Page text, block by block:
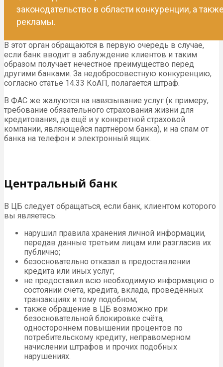
законодательство в области конкуренции, а
рекламы.
В этот орган обращаются в первую очередь в случае,
если банк вводит в заблуждение клиентов и таким
образом получает нечестное преимущество перед
другими банками. За недобросовестную конкуренцию,
согласно статье 14.33 КоАП, полагается штраф.
В ФАС же жалуются на навязывание услуг (к примеру,
требование обязательного страхования жизни для
кредитования, да ещё и у конкретной страховой
компании, являющейся партнёром банка), и на спам от
банка на телефон и электронный ящик.
Центральный банк
В ЦБ следует обращаться, если банк, клиентом которого
вы являетесь:
нарушил правила хранения личной информации,
передав данные третьим лицам или разгласив их
публично;
безосновательно отказал в предоставлении
кредита или иных услуг;
не предоставил всю необходимую информацию о
состоянии счёта, кредита, вклада, проведённых
транзакциях и тому подобном;
также обращение в ЦБ возможно при
безосновательной блокировке счёта,
одностороннем повышении процентов по
потребительскому кредиту, неправомерном
начислении штрафов и прочих подобных
нарушениях.